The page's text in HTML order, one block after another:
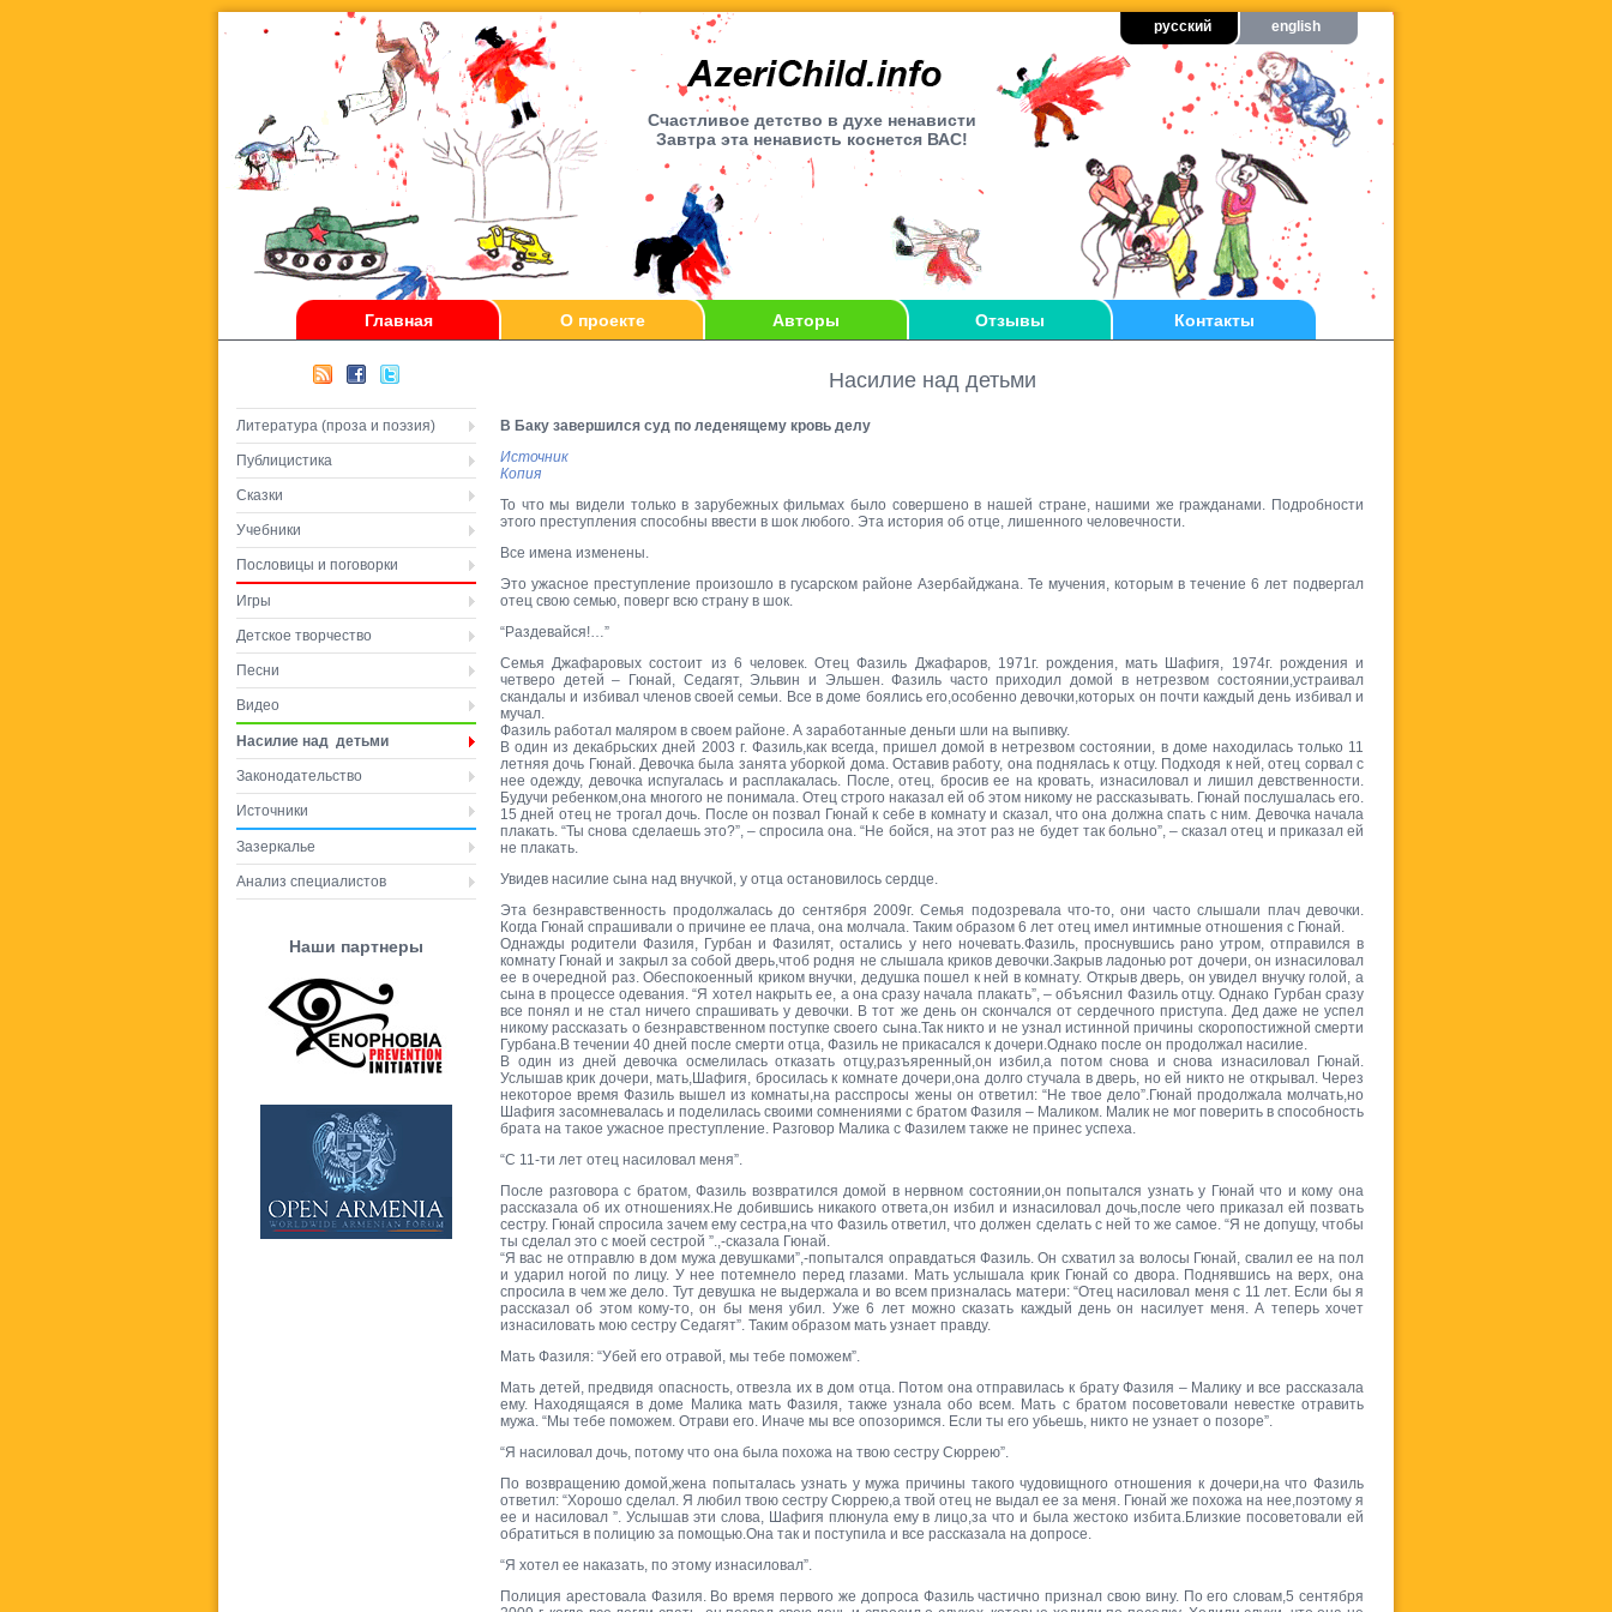
русский english
Счаcтливое детство в духе ненависти
Завтра эта ненависть коснется ВАС!
Главная О проекте Авторы Отзывы Контакты
Литература (проза и поэзия)
Публицистика
Сказки
Учебники
Пословицы и поговорки
Игры
Детское творчество
Песни
Видео
Насилие над детьми
Законодательство
Источники
Зазеркалье
Анализ специалистов
Наши партнеры
Насилие над детьми
В Баку завершился суд по леденящему кровь делу
Источник
Копия
То что мы видели только в зарубежных фильмах было совершено в нашей стране, нашими же гражданами. Подробности
этого преступления способны ввести в шок любого. Эта история об отце, лишенного человечности.
Все имена изменены.
Это ужасное преступление произошло в гусарском районе Азербайджана. Те мучения, которым в течение 6 лет подвергал
отец свою семью, поверг всю страну в шок.
“Раздевайся!…”
Семья Джафаровых состоит из 6 человек. Отец Фазиль Джафаров, 1971г. рождения, мать Шафигя, 1974г. рождения и
четверо детей – Гюнай, Седагят, Эльвин и Эльшен. Фазиль часто приходил домой в нетрезвом состоянии,устраивал
скандалы и избивал членов своей семьи. Все в доме боялись его,особенно девочки,которых он почти каждый день избивал и
мучал.
Фазиль работал маляром в своем районе. А заработанные деньги шли на выпивку.
В один из декабрьских дней 2003 г. Фазиль,как всегда, пришел домой в нетрезвом состоянии, в доме находилась только 11
летняя дочь Гюнай. Девочка была занята уборкой дома. Оставив работу, она поднялась к отцу. Подходя к ней, отец сорвал с
нее одежду, девочка испугалась и расплакалась. После, отец, бросив ее на кровать, изнасиловал и лишил девственности.
Будучи ребенком,она многого не понимала. Отец строго наказал ей об этом никому не рассказывать. Гюнай послушалась его.
15 дней отец не трогал дочь. После он позвал Гюнай к себе в комнату и сказал, что она должна спать с ним. Девочка начала
плакать. “Ты снова сделаешь это?”, – спросила она. “Не бойся, на этот раз не будет так больно”, – сказал отец и приказал ей
не плакать.
Увидев насилие сына над внучкой, у отца остановилось сердце.
Эта безнравственность продолжалась до сентября 2009г. Семья подозревала что-то, они часто слышали плач девочки.
Когда Гюнай спрашивали о причине ее плача, она молчала. Таким образом 6 лет отец имел интимные отношения с Гюнай.
Однажды родители Фазиля, Гурбан и Фазилят, остались у него ночевать.Фазиль, проснувшись рано утром, отправился в
комнату Гюнай и закрыл за собой дверь,чтоб родня не слышала криков девочки.Закрыв ладонью рот дочери, он изнасиловал
ее в очередной раз. Обеспокоенный криком внучки, дедушка пошел к ней в комнату. Открыв дверь, он увидел внучку голой, а
сына в процессе одевания. “Я хотел накрыть ее, а она сразу начала плакать”, – объяснил Фазиль отцу. Однако Гурбан сразу
все понял и не стал ничего спрашивать у девочки. В тот же день он скончался от сердечного приступа. Дед даже не успел
никому рассказать о безнравственном поступке своего сына.Так никто и не узнал истинной причины скоропостижной смерти
Гурбана.В течении 40 дней после смерти отца, Фазиль не прикасался к дочери.Однако после он продолжал насилие.
В один из дней девочка осмелилась отказать отцу,разъяренный,он избил,а потом снова и снова изнасиловал Гюнай.
Услышав крик дочери, мать,Шафигя, бросилась к комнате дочери,она долго стучала в дверь, но ей никто не открывал. Через
некоторое время Фазиль вышел из комнаты,на расспросы жены он ответил: “Не твое дело”.Гюнай продолжала молчать,но
Шафигя засомневалась и поделилась своими сомнениями с братом Фазиля – Маликом. Малик не мог поверить в способность
брата на такое ужасное преступление. Разговор Малика с Фазилем также не принес успеха.
“С 11-ти лет отец насиловал меня”.
После разговора с братом, Фазиль возвратился домой в нервном состоянии,он попытался узнать у Гюнай что и кому она
рассказала об их отношениях.Не добившись никакого ответа,он избил и изнасиловал дочь,после чего приказал ей позвать
сестру. Гюнай спросила зачем ему сестра,на что Фазиль ответил, что должен сделать с ней то же самое. “Я не допущу, чтобы
ты сделал это с моей сестрой ”.,-сказала Гюнай.
“Я вас не отправлю в дом мужа девушками”,-попытался оправдаться Фазиль. Он схватил за волосы Гюнай, свалил ее на пол
и ударил ногой по лицу. У нее потемнело перед глазами. Мать услышала крик Гюнай со двора. Поднявшись на верх, она
спросила в чем же дело. Тут девушка не выдержала и во всем призналась матери: “Отец насиловал меня с 11 лет. Если бы я
рассказал об этом кому-то, он бы меня убил. Уже 6 лет можно сказать каждый день он насилует меня. А теперь хочет
изнасиловать мою сестру Седагят”. Таким образом мать узнает правду.
Мать Фазиля: “Убей его отравой, мы тебе поможем”.
Мать детей, предвидя опасность, отвезла их в дом отца. Потом она отправилась к брату Фазиля – Малику и все рассказала
ему. Находящаяся в доме Малика мать Фазиля, также узнала обо всем. Мать с братом посоветовали невестке отравить
мужа. “Мы тебе поможем. Отрави его. Иначе мы все опозоримся. Если ты его убьешь, никто не узнает о позоре”.
“Я насиловал дочь, потому что она была похожа на твою сестру Сюррею”.
По возвращению домой,жена попыталась узнать у мужа причины такого чудовищного отношения к дочери,на что Фазиль
ответил: “Хорошо сделал. Я любил твою сестру Сюррею,а твой отец не выдал ее за меня. Гюнай же похожа на нее,поэтому я
ее и насиловал ”. Услышав эти слова, Шафигя плюнула ему в лицо,за что и была жестоко избита.Близкие посоветовали ей
обратиться в полицию за помощью.Она так и поступила и все рассказала на допросе.
“Я хотел ее наказать, по этому изнасиловал”.
Полиция арестовала Фазиля. Во время первого же допроса Фазиль частично признал свою вину. По его словам,5 сентября